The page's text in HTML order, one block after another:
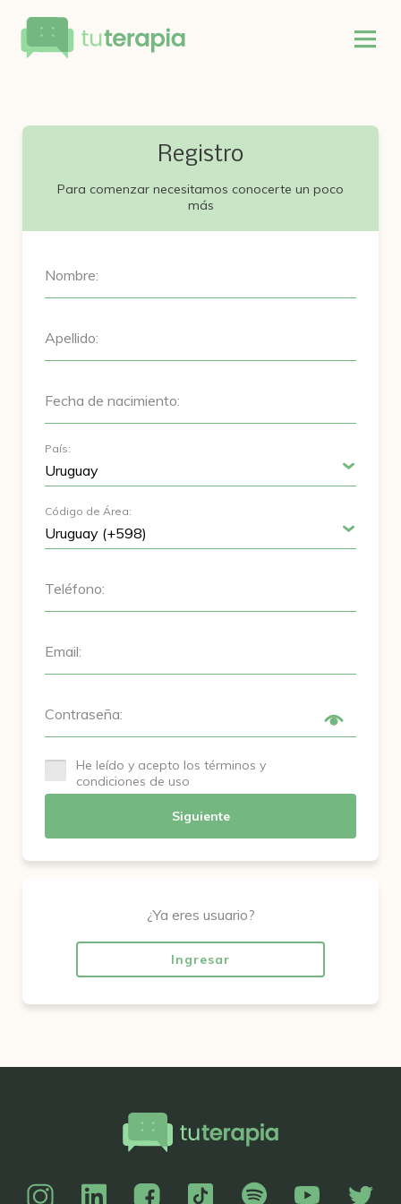
Registro
Para comenzar necesitamos conocerte un poco
más
Nombre:
Apellido:
Fecha de nacimiento:
País:
Código de Área:
Teléfono:
Email:
Contraseña:
He leído y acepto los términos y
condiciones de uso
Siguiente
¿Ya eres usuario?
Ingresar